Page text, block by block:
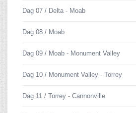
Dag 07 / Delta - Moab
Dag 08 / Moab
Dag 09 / Moab - Monument Valley
Dag 10 / Monument Valley - Torrey
Dag 11 / Torrey - Cannonville